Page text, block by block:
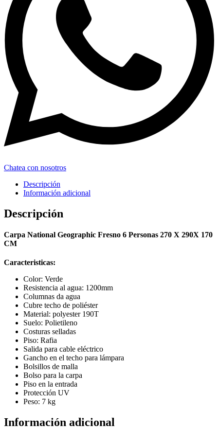
Chatea con nosotros
Descripción
Información adicional
Descripción
Carpa National Geographic Fresno 6 Personas 270 X 290X 170
CM
Caracteristicas:
Color: Verde
Resistencia al agua: 1200mm
Columnas da agua
Cubre techo de poliéster
Material: polyester 190T
Suelo: Polietileno
Costuras selladas
Piso: Rafia
Salida para cable eléctrico
Gancho en el techo para lámpara
Bolsillos de malla
Bolso para la carpa
Piso en la entrada
Protección UV
Peso: 7 kg
Información adicional